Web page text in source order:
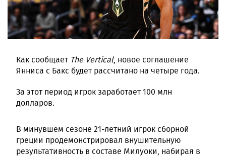
Как сообщает The Vertical, новое соглашение
Янниса с Бакс будет рассчитано на четыре года.
За этот период игрок заработает 100 млн
долларов.
В минувшем сезоне 21-летний игрок сборной
греции продемонстрировал внушительную
результативность в составе Милуоки, набирая в